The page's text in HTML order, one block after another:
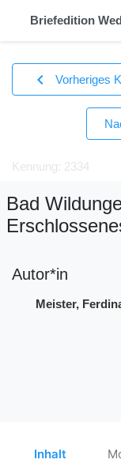
Briefedition
chevron_left Vorheriges
Kennung: 2334
Bad
Autor*in
Meister,
Inhalt